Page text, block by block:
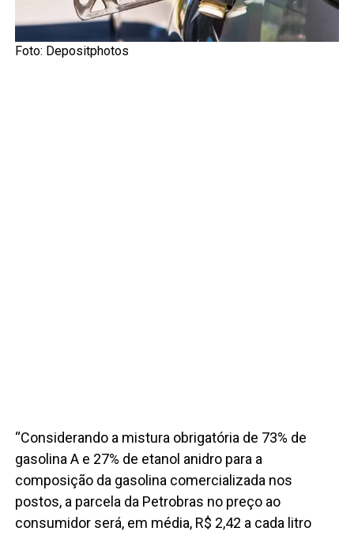
Foto: Depositphotos
“Considerando a mistura obrigatória de 73% de
gasolina A e 27% de etanol anidro para a
composição da gasolina comercializada nos
postos, a parcela da Petrobras no preço ao
consumidor será, em média, R$ 2,42 a cada litro